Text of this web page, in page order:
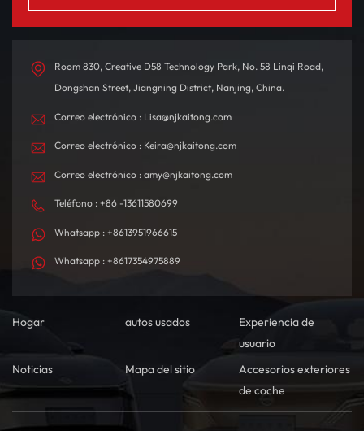
Room 830, Creative D58 Technology Park, No. 58 Linqi Road,
Dongshan Street, Jiangning District, Nanjing, China.
Correo electrónico : Lisa@njkaitong.com
Correo electrónico : Keira@njkaitong.com
Correo electrónico : amy@njkaitong.com
Teléfono : +86 -13611580699
Whatsapp : +8613951966615
Whatsapp : +8617354975889
Hogar autos usados
Experiencia de
usuario
Noticias
Mapa del sitio
Accesorios exteriores
de coche